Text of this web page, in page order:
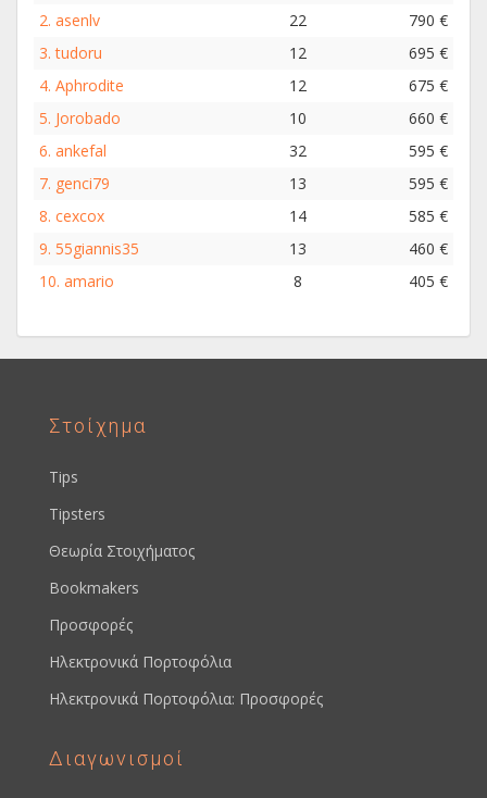
2. asenlv 22
790 €
3.tudoru 12
695 €
4. Aphrodite 12
675 €
5. Jorobado 10
660 €
6. ankefal 32
595 €
7. genci79 13
595 €
8. cexcox 14
585 €
9. 55giannis35 13
460 €
10. amario 8 405 €
Στοίχημα
Tips
Tipsters
Θεωρία Στοιχήματος
Bookmakers
Προσφορές
Ηλεκτρονικά Πορτοφόλια
Ηλεκτρονικά Πορτοφόλια: Προσφορές
Διαγωνισμοί